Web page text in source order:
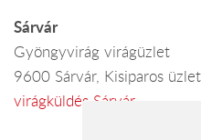
Sárvár
Gyöngyvirág virágüzlet
9600 Sárvár, Kisiparos
virágküldés Sárvár